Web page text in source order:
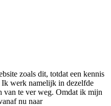
zoals dit, totdat een kennis
werk namelijk in dezelfde
van te ver weg. Omdat ik mijn
nu naar